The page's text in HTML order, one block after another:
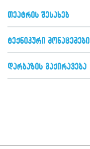
თეატრის შესახებ
ტექნიკური მონაცემები
დარბაზის გაქირავება